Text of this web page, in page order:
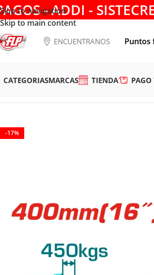
Skip to navigation
Skip to main content
- ADDI -
ENCUENTRANOS Puntos
CATEGORIASMARCAS TIENDA PAGO
-17%